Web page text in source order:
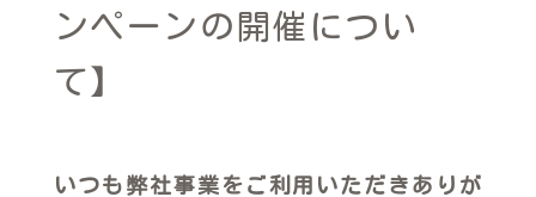
ンペーンの開催につい
て】
いつも弊社事業をご利用いただきありが